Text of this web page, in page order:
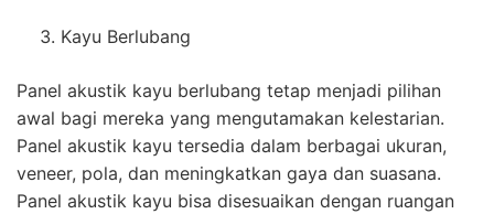
Kayu Berlubang
Panel akustik kayu berlubang tetap menjadi pilihan
awal bagi mereka yang mengutamakan kelestarian.
Panel akustik kayu tersedia dalam berbagai ukuran,
veneer, pola, dan meningkatkan gaya dan suasana.
Panel akustik kayu bisa disesuaikan dengan ruangan